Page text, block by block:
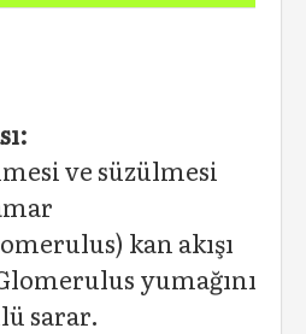
ve süzülmesi
kan akışı
yumağını
sarar.